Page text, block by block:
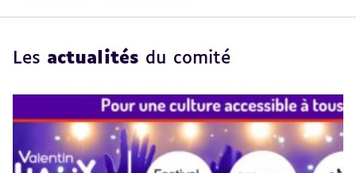
Les actualités du comité